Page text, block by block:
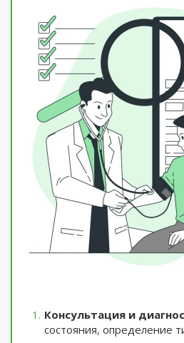
Консультация и
состояния, определение